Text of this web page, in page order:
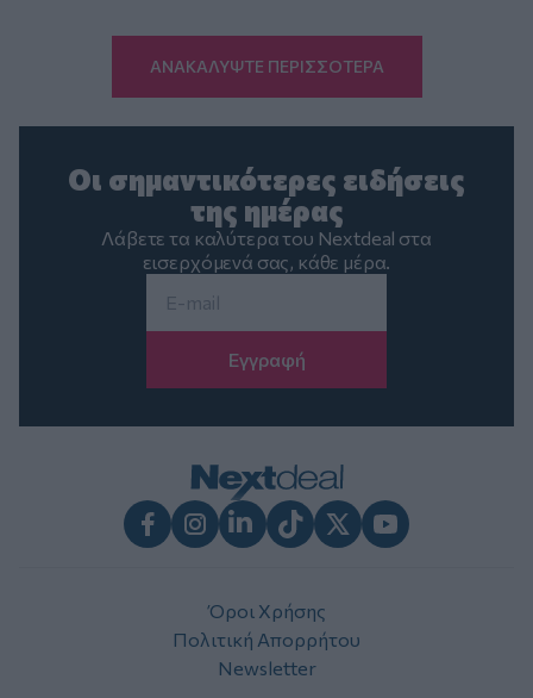
ΑΝΑΚΑΛΥΨΤΕ ΠΕΡΙΣΣΟΤΕΡΑ
Οι σημαντικότερες ειδήσεις
της ημέρας
Λάβετε τα καλύτερα του Nextdeal στα
εισερχόμενά σας, κάθε μέρα.
Όροι Χρήσης
Πολιτική Απορρήτου
Newsletter